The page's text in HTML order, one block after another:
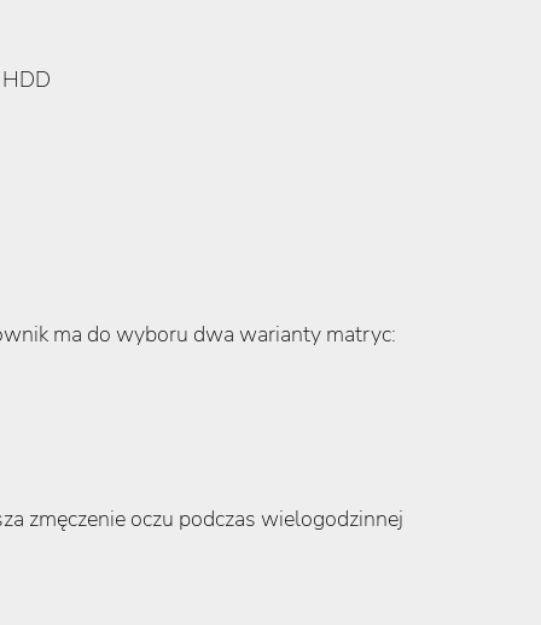
ma do wyboru dwa warianty matryc:
zmęczenie oczu podczas wielogodzinnej